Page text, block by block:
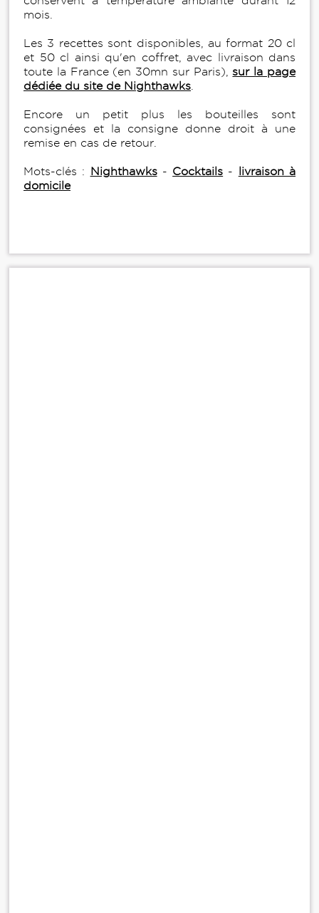
mois.
Les 3 recettes sont disponibles, au format 20 cl
et 50 cl ainsi qu'en coffret, avec livraison dans
toute la France (en 30mn sur Paris),sur la page
dédiée du site de Nighthawks.
Encore un petit plus les bouteilles sont
consignées et la consigne donne droit à une
remise en cas de retour.
Mots-clés : Nighthawks- Cocktails -
livraison à
domicile